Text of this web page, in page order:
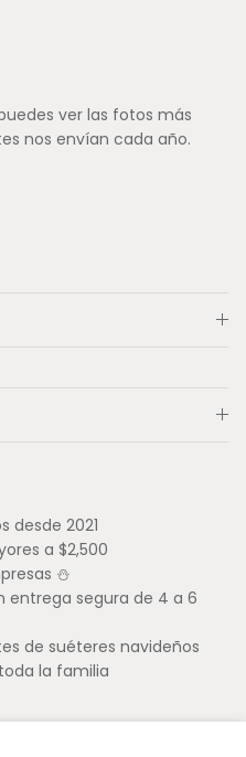
ver las fotos más
nos envían cada año.
desde 2021
a $2,500
⛄
entrega segura de 4 a 6
de suéteres navideños
la familia